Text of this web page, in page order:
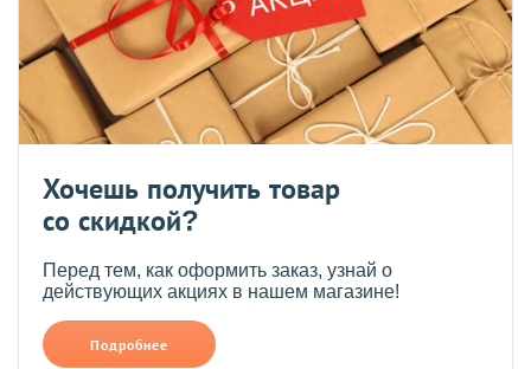
Хочешь получить товар
со скидкой?
Перед тем, как оформить заказ, узнай о
действующих акциях в нашем магазине!
Подробнее